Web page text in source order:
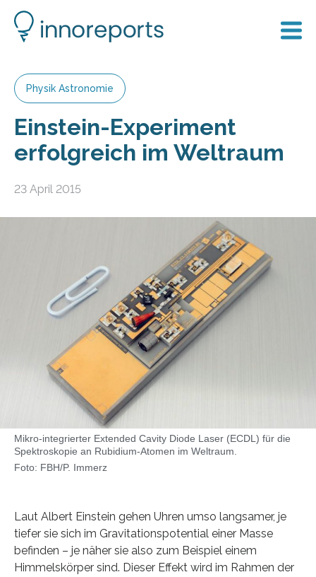
Physik Astronomie
Einstein-Experiment
erfolgreich im Weltraum
23 April 2015
Mikro-integrierter Extended Cavity Diode Laser (ECDL) für die
Spektroskopie an Rubidium-Atomen im Weltraum.
Foto: FBH/P. Immerz
Laut Albert Einstein gehen Uhren umso langsamer, je
tiefer sie sich im Gravitationspotential einer Masse
befinden – je näher sie also zum Beispiel einem
Himmelskörper sind. Dieser Effekt wird im Rahmen der